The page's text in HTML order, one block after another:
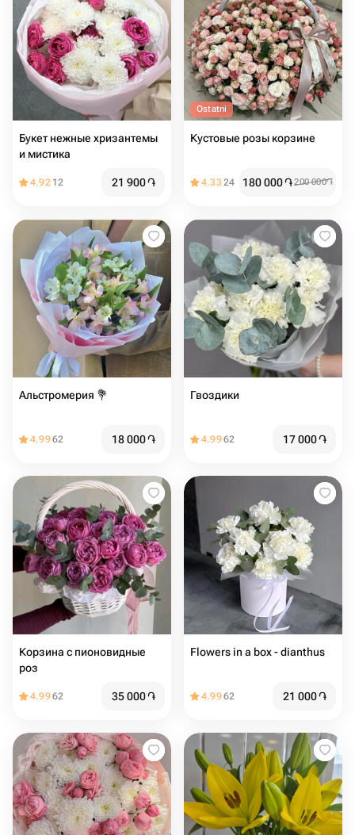
Букет нежные хризантемы
и мистика
4.92 12 21 900֏
Ostatni
Кустовые розы корзине
4.3324 180 000֏200 000֏
Альстромерия 💐
4.9962 18 000֏
Гвоздики
4.9962 17 000֏
Корзина с пионовидные
роз
4.9962 35 000֏
Flowers in a box - dianthus
4.9962 21 000֏